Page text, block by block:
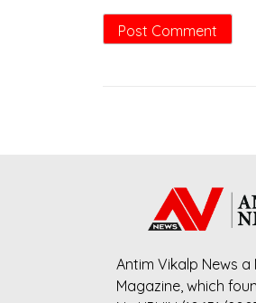
Antim Vikalp News a
Magazine, which